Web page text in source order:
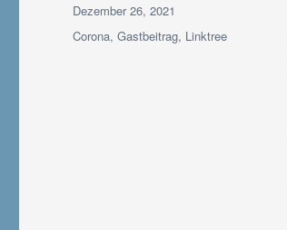
Veröffentlicht
am
Dezember 26, 2021
Kategorien
Corona,Gastbeitrag, Linktree